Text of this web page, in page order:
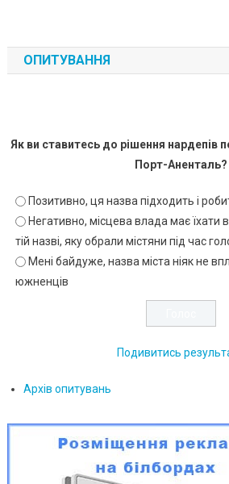
ОПИТУВАННЯ
Як ви ставитесь до рішення нардепів
Порт-Аненталь?
Позитивно, ця назва підходить і
Негативно, місцева влада має їхати
тій назві, яку обрали містяни під час
Мені байдуже, назва міста ніяк не
южненців
Подивитись
Архів опитувань